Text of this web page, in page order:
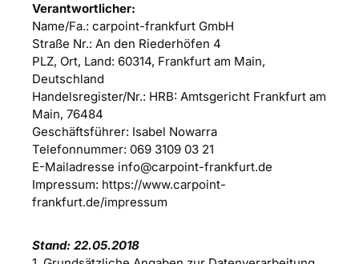
Verantwortlicher:
Name/Fa.: carpoint-frankfurt GmbH
Straße Nr.: An den Riederhöfen 4
PLZ, Ort, Land: 60314, Frankfurt am Main,
Deutschland
Handelsregister/Nr.: HRB: Amtsgericht Frankfurt am
Main, 76484
Geschäftsführer: Isabel Nowarra
Telefonnummer: 069 3109 03 21
E-Mailadresse info@carpoint-frankfurt.de
Impressum: https://www.carpoint-
frankfurt.de/impressum
Stand: 22.05.2018